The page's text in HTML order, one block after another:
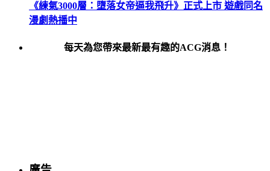
《練氣3000層：墮落女帝逼我飛升》正式上市 遊戲同名
漫劇熱播中
每天為您帶來最新最有趣的ACG消息！